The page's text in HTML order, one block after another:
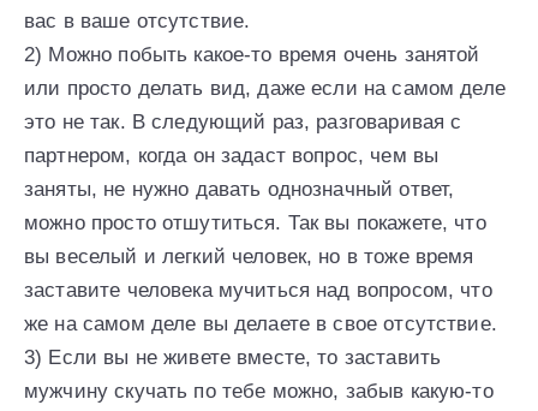
вас в ваше отсутствие.
2) Можно побыть какое-то время очень занятой
или просто делать вид, даже если на самом деле
это не так. В следующий раз, разговаривая с
партнером, когда он задаст вопрос, чем вы
заняты, не нужно давать однозначный ответ,
можно просто отшутиться. Так вы покажете, что
вы веселый и легкий человек, но в тоже время
заставите человека мучиться над вопросом, что
же на самом деле вы делаете в свое отсутствие.
3) Если вы не живете вместе, то заставить
мужчину скучать по тебе можно, забыв какую-то